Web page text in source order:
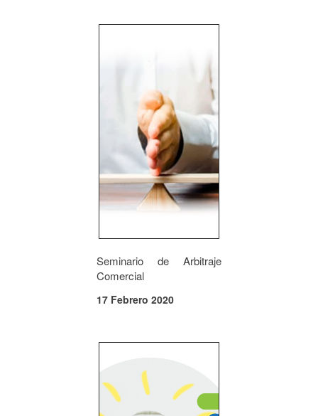
Seminario de Arbitraje
Comercial
17 Febrero 2020